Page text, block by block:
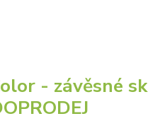
- závěsné